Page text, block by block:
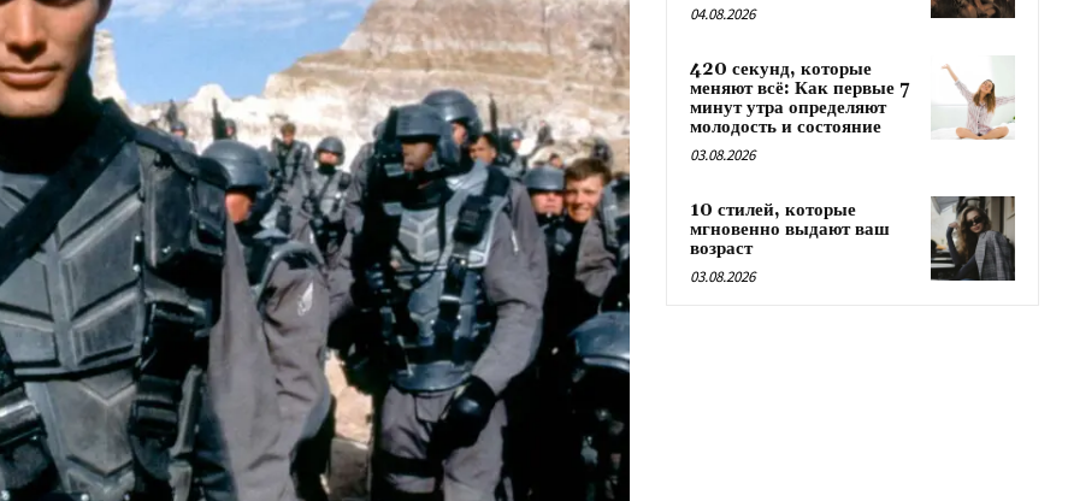
04.08.2026
420 секунд, которые
меняют всё: Как первые 7
минут утра определяют
молодость и состояние
03.08.2026
10 стилей, которые
мгновенно выдают ваш
возраст
03.08.2026